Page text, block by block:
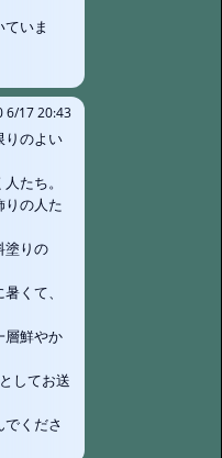
いま
6/17 20:43
りのよい
たち。
の人た
りの
くて、
層鮮やか
してお送
くださ